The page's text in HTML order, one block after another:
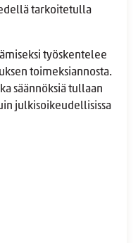
tarkoitetulla
työskentelee
toimeksiannosta.
säännöksiä tullaan
julkisoikeudellisissa